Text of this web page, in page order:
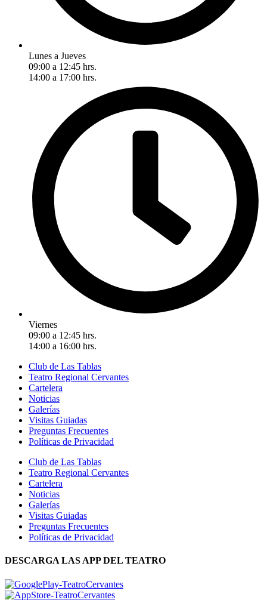
Lunes a Jueves
09:00 a 12:45 hrs.
14:00 a 17:00 hrs.
Viernes
09:00 a 12:45 hrs.
14:00 a 16:00 hrs.
Club de Las Tablas
Teatro Regional Cervantes
Cartelera
Noticias
Galerías
Visitas Guiadas
Preguntas Frecuentes
Políticas de Privacidad
Club de Las Tablas
Teatro Regional Cervantes
Cartelera
Noticias
Galerías
Visitas Guiadas
Preguntas Frecuentes
Políticas de Privacidad
DESCARGA LAS APP DEL TEATRO